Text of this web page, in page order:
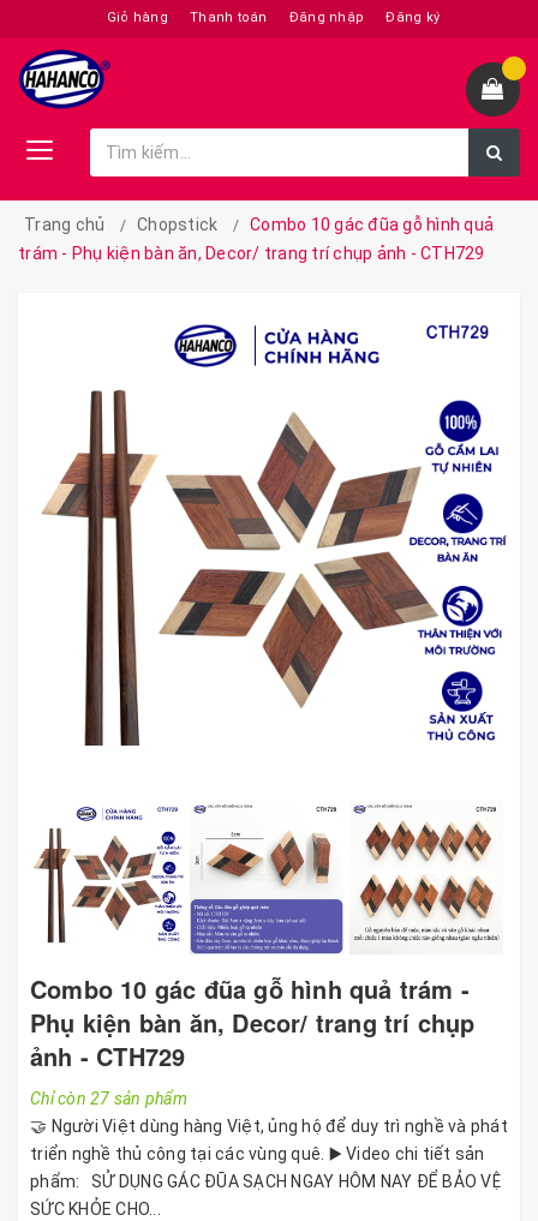
Giỏ hàng Thanh toán Đăng nhập Đăng ký
Trang chủ Chopstick
Combo 10 gác đũa gỗ hình quả
trám - Phụ kiện bàn ăn, Decor/ trang trí chụp ảnh - CTH729
Combo 10 gác đũa gỗ hình quả trám -
Phụ kiện bàn ăn, Decor/ trang trí chụp
ảnh - CTH729
Chỉ còn 27 sản phẩm
🤝 Người Việt dùng hàng Việt, ủng hộ để duy trì nghề và phát
triển nghề thủ công tại các vùng quê. ▶️ Video chi tiết sản
phẩm: SỬ DỤNG GÁC ĐŨA SẠCH NGAY HÔM NAY ĐỂ BẢO VỆ
SỨC KHỎE CHO...